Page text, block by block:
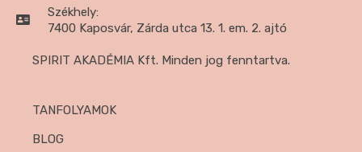
Székhely:
7400 Kaposvár, Zárda utca 13. 1. em. 2. ajtó
SPIRIT AKADÉMIA Kft. Minden jog fenntartva.
TANFOLYAMOK
BLOG